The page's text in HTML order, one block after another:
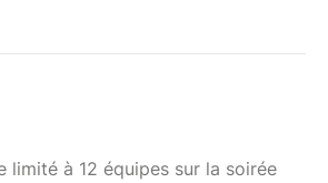
limité à 12 équipes sur la soirée